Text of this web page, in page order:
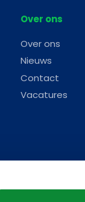
Over ons
Over ons
Nieuws
Contact
Vacatures